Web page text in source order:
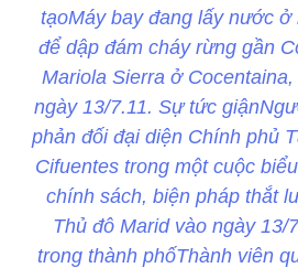
tạoMáy bay đang lấy nước
để dập đám cháy rừng gần
Mariola Sierra ở
ngày 13/7.11. Sự tức
phản đối đại diện Chính phủ
Cifuentes trong một cuộc
chính sách, biện pháp thắt
Thủ đô Marid vào ngày 13/
trong thành phốThành viên